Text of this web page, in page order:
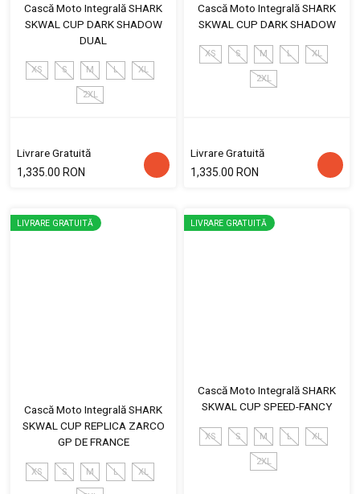
Cască Moto Integrală SHARK
SKWAL CUP DARK SHADOW
DUAL
XS S M L XL
2XL
Livrare Gratuită
1,335.00 RON
Cască Moto Integrală SHARK
SKWAL CUP DARK SHADOW
XS S M L XL
2XL
Livrare Gratuită
1,335.00 RON
LIVRARE GRATUITĂ
Cască Moto Integrală SHARK
SKWAL CUP REPLICA ZARCO
GP DE FRANCE
XS S M L XL
LIVRARE GRATUITĂ
Cască Moto Integrală SHARK
SKWAL CUP SPEED-FANCY
XS S M L XL
2XL